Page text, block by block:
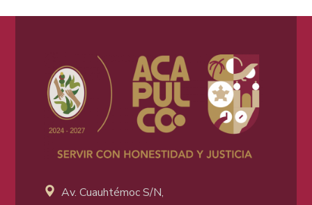
Av. Cuauhtémoc S/N,